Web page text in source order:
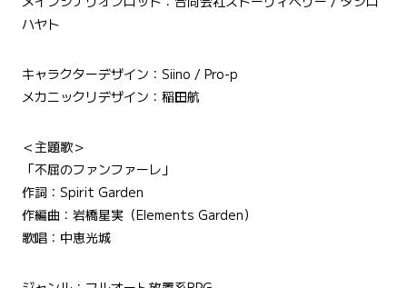
ハヤト
キャラクターデザイン：Siino / Pro-p
メカニックリデザイン：稲田航
＜主題歌＞
「不屈のファンファーレ」
作詞：Spirit Garden
作編曲：岩橋星実（Elements Garden）
歌唱：中恵光城